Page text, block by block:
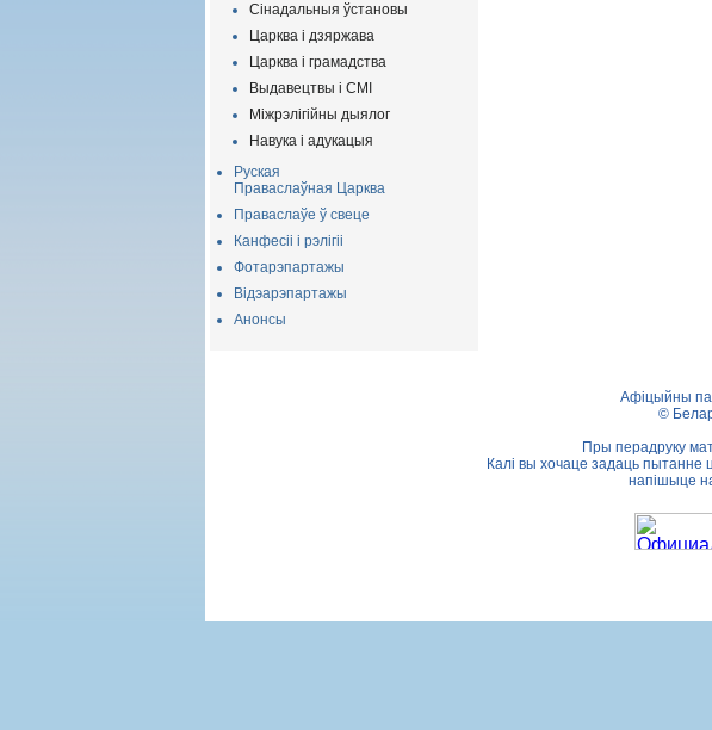
Сінадальныя ўстановы
Царква і дзяржава
Царква і грамадства
Выдавецтвы і СМІ
Міжрэлігійны дыялог
Навука і адукацыя
Руская
Праваслаўная Царква
Праваслаўе ў свеце
Канфесіі і рэлігіі
Фотарэпартажы
Відэарэпартажы
Анонсы
Афіцыйны
©
Пры перадруку
Калі вы хочаце задаць пытанне
напішыце